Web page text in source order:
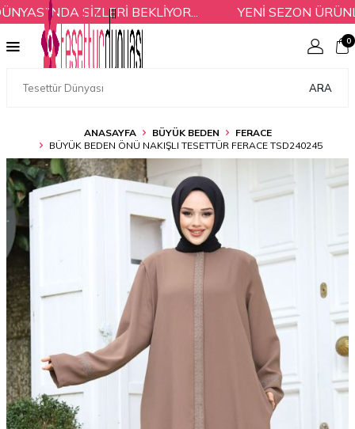
SİZLERİ BEKLİYOR... YENİ SEZON
ARA
0
ANASAYFA BÜYÜK BEDEN
FERACE
BÜYÜK BEDEN ÖNÜ NAKIŞLI TESETTÜR FERACE TSD240245